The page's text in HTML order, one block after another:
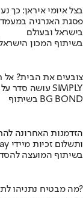
בצל איומי איראן: כך
פסגת האנרגיה במעמד
בישראל ובעולם
בשיתוף המכון
צובעים את הבית? אל
מומחה BG BOND עושה סדר על המדפים ומציג את מותג הצבע SIMPLY
בשיתוף BG BOND
הזדמנות האחרונה
יחסי הימור משופרים, הפקדות ב-Apple Pay ותשלום זכיות מיידי
בשיתוף המועצה
מה מבטיח נתניהו לתושבי הנגב?